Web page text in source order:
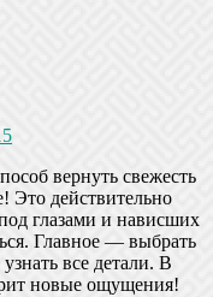
вернуть свежесть
Это действительно
глазами и нависших
Главное — выбрать
все детали. В
новые ощущения!